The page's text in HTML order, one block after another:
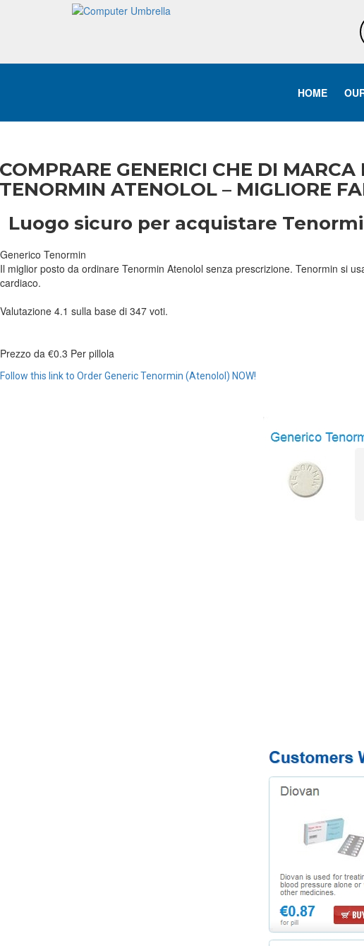
HOME
COMPRARE GENERICI CHE DI
TENORMIN ATENOLOL – MIGLIORE
Luogo sicuro per acquistare
Generico Tenormin
Il miglior posto da ordinare Tenormin Atenolol senza prescrizione. Tenormin si
cardiaco.
Valutazione 4.1 sulla base di 347 voti.
Prezzo da €0.3 Per pillola
Follow this link to Order Generic Tenormin (Atenolol) NOW!